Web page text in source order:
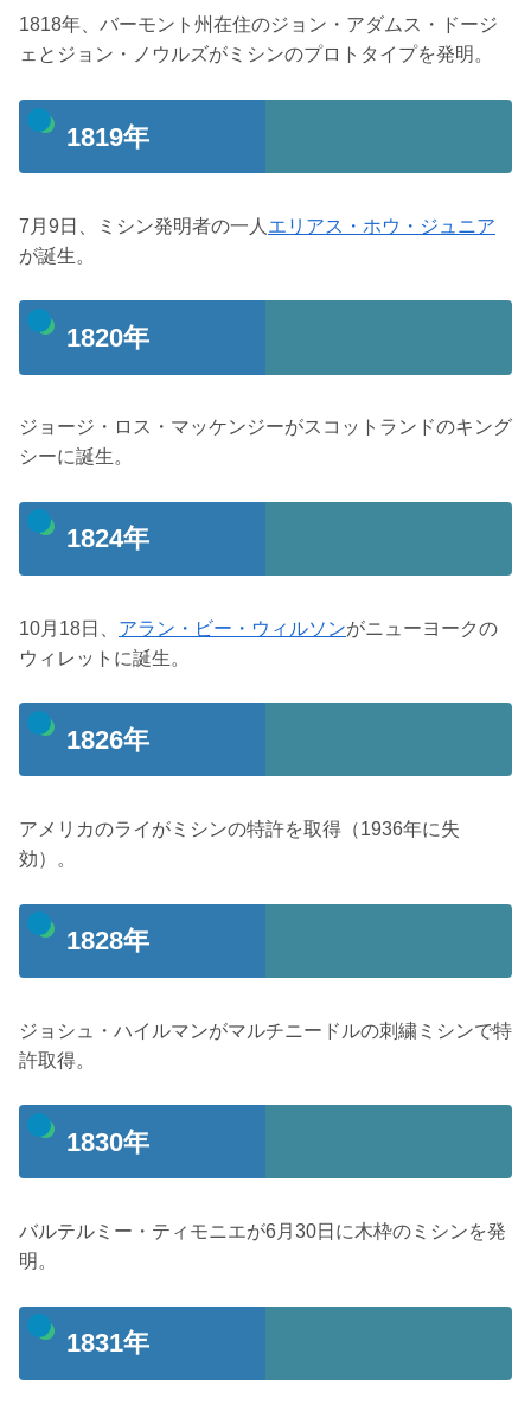
1818年、バーモント州在住のジョン・アダムス・ドージ
ェとジョン・ノウルズがミシンのプロトタイプを発明。
1819年
7月9日、ミシン発明者の一人 エリアス・ホウ・ジュニア
が誕生。
1820年
ジョージ・ロス・マッケンジーがスコットランドのキング
シーに誕生。
1824年
10月18日、 アラン・ビー・ウィルソンがニューヨークの
ウィレットに誕生。
1826年
アメリカのライがミシンの特許を取得（1936年に失
効）。
1828年
ジョシュ・ハイルマンがマルチニードルの刺繍ミシンで特
許取得。
1830年
バルテルミー・ティモニエが6月30日に木枠のミシンを発
明。
1831年